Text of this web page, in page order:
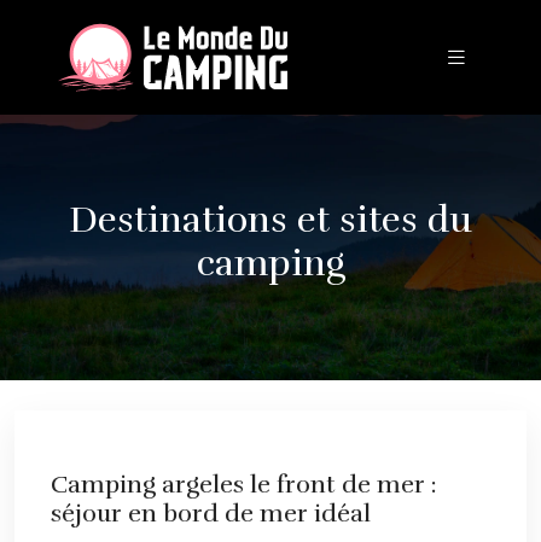
Destinations et sites du
camping
Camping argeles le front de mer :
séjour en bord de mer idéal